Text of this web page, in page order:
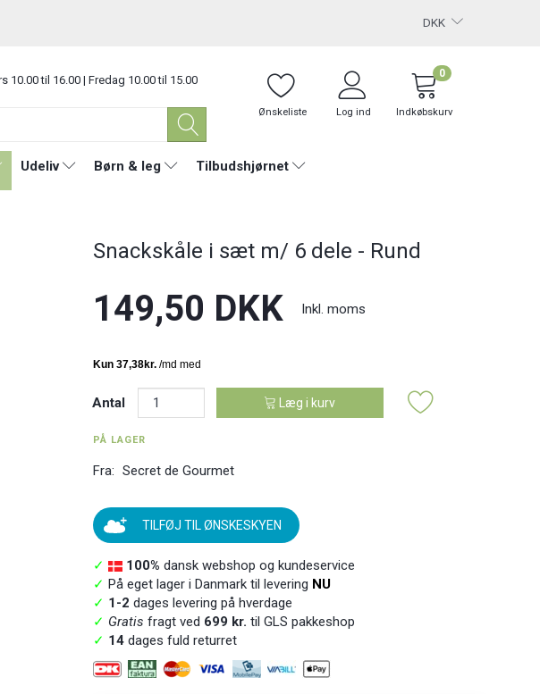
DKK
10.00 til 16.00 | Fredag 10.00 til 15.00
Ønskeliste Log ind Indkøbskurv
0
Udeliv Børn & leg Tilbudshjørnet
Snackskåle i sæt m/ 6 dele - Rund
149,50 DKK Inkl. moms
Antal Læg i kurv
PÅ LAGER
Fra: Secret de Gourmet
TILFØJ TIL ØNSKESKYEN
✓ 100% dansk webshop og kundeservice
✓ På eget lager i Danmark til levering NU
✓ 1-2 dages levering på hverdage
✓ Gratis fragt ved 699 kr. til GLS pakkeshop
✓ 14dages fuld returret